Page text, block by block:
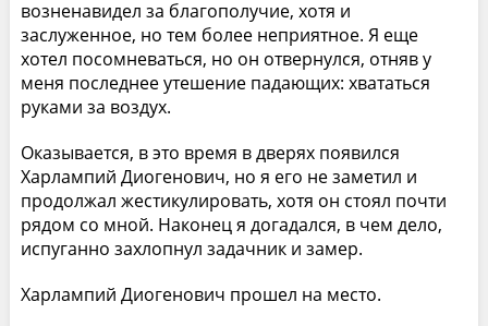
возненавидел за благополучие, хотя и
заслуженное, но тем более неприятное. Я еще
хотел посомневаться, но он отвернулся, отняв у
меня последнее утешение падающих: хвататься
руками за воздух.
Оказывается, в это время в дверях появился
Харлампий Диогенович, но я его не заметил и
продолжал жестикулировать, хотя он стоял почти
рядом со мной. Наконец я догадался, в чем дело,
испуганно захлопнул задачник и замер.
Харлампий Диогенович прошел на место.